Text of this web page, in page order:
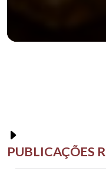
PUBLICAÇÕES